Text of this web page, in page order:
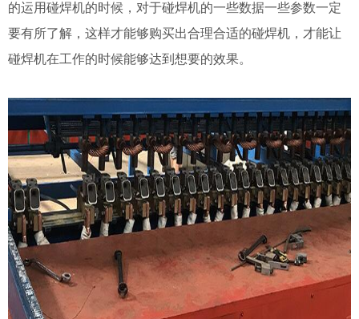
的运用碰焊机的时候，对于碰焊机的一些数据一些参数一定
要有所了解，这样才能够购买出合理合适的碰焊机，才能让
碰焊机在工作的时候能够达到想要的效果。